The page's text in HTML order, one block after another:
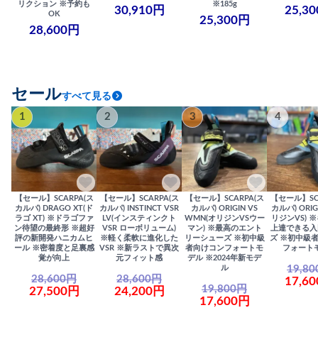
リクション ※予約も
OK
28,600円
30,910円
※185g
25,300円
セールすべて見る
1
【セール】SCARPA(ス
カルパ) DRAGO XT(ド
ラゴ XT) ※ドラゴファ
ン待望の最終形 ※超好
評の新開発ハニカムヒ
ール ※密着度と足裏感
覚が向上
28,600円
27,500円
2
【セール】SCARPA(ス
カルパ) INSTINCT VSR
LV(インスティンクト
VSR ローボリューム)
※軽く柔軟に進化した
VSR ※新ラストで異次
元フィット感
28,600円
24,200円
3
【セール】SCARPA(ス
カルパ) ORIGIN VS
WMN(オリジンVSウー
マン) ※最高のエント
リーシューズ ※初中級
者向けコンフォートモ
デル ※2024年新モデ
ル
19,800円
17,600円
4
【セール】
カルパ)
リジンVS) ※
上達できる
ズ ※初中級
フォート